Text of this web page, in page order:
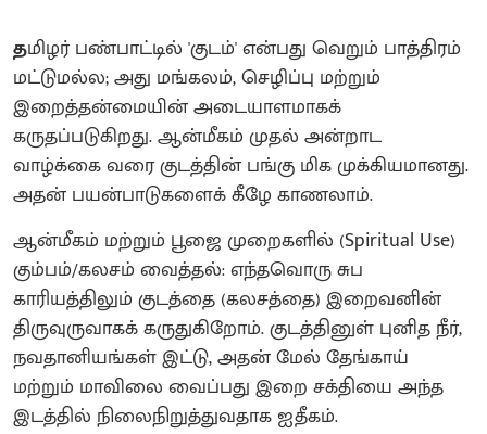
தமிழர் பண்பாட்டில் 'குடம்' என்பது வெறும் பாத்திரம்
மட்டுமல்ல; அது மங்கலம், செழிப்பு மற்றும்
இறைத்தன்மையின் அடையாளமாகக்
கருதப்படுகிறது. ஆன்மீகம் முதல் அன்றாட
வாழ்க்கை வரை குடத்தின் பங்கு மிக முக்கியமானது. ​
அதன் பயன்பாடுகளைக் கீழே காணலாம்.
ஆன்மீகம் மற்றும் பூஜை முறைகளில் (Spiritual Use)
​கும்பம்/கலசம் வைத்தல்: எந்தவொரு சுப
காரியத்திலும் குடத்தை (கலசத்தை) இறைவனின்
திருவுருவாகக் கருதுகிறோம். குடத்தினுள் புனித நீர்,
நவதானியங்கள் இட்டு, அதன் மேல் தேங்காய்
மற்றும் மாவிலை வைப்பது இறை சக்தியை அந்த
இடத்தில் நிலைநிறுத்துவதாக ஐதீகம்.